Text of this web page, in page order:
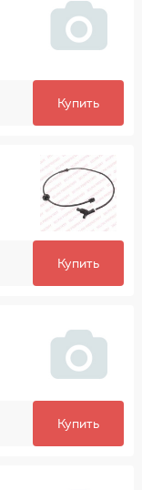
Купить
Купить
Купить